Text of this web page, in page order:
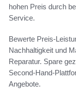
hohen Preis durch
Service.
Bewerte Preis-
Nachhaltigkeit und
Reparatur. Spare
Second-Hand-
Angebote.